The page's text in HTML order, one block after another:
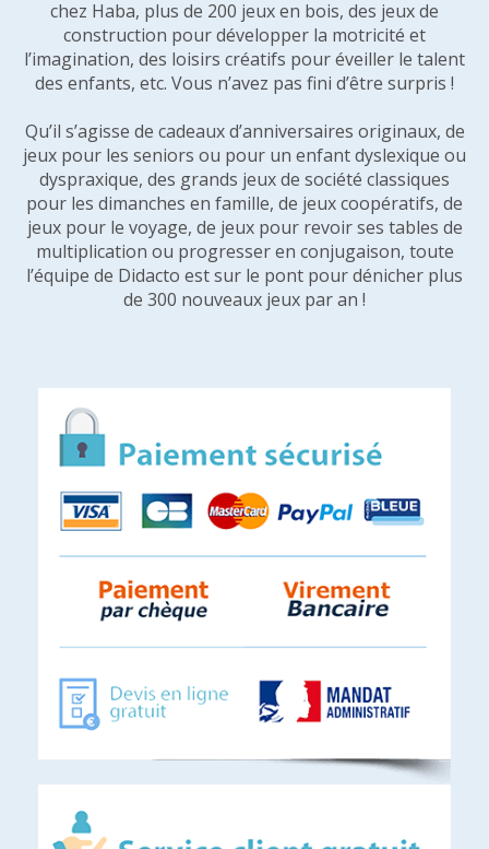
chez Haba, plus de 200 jeux en bois, des jeux de
construction pour développer la motricité et
l’imagination, des loisirs créatifs pour éveiller le talent
des enfants, etc. Vous n’avez pas fini d’être surpris !
Qu’il s’agisse de cadeaux d’anniversaires originaux, de
jeux pour les seniors ou pour un enfant dyslexique ou
dyspraxique, des grands jeux de société classiques
pour les dimanches en famille, de jeux coopératifs, de
jeux pour le voyage, de jeux pour revoir ses tables de
multiplication ou progresser en conjugaison, toute
l’équipe de Didacto est sur le pont pour dénicher plus
de 300 nouveaux jeux par an !